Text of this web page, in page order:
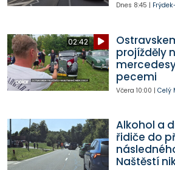
Dnes 8:45 |
02:42
projížděly
pecemi
Včera 10:00 | Celý
Alkohol a
řidiče do
Naštěstí